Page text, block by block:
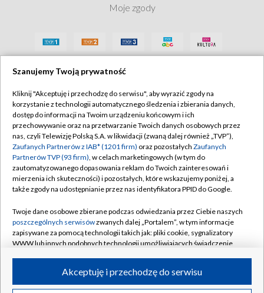
Moje zgody
Szanujemy Twoją prywatność
Kliknij "Akceptuję i przechodzę do serwisu", aby wyrazić zgody na
korzystanie z technologii automatycznego śledzenia i zbierania danych,
dostęp do informacji na Twoim urządzeniu końcowym i ich
przechowywanie oraz na przetwarzanie Twoich danych osobowych przez
nas, czyli Telewizję Polską S.A. w likwidacji (zwaną dalej również „TVP”),
Zaufanych Partnerów z IAB* (1201 firm) oraz pozostałych Zaufanych
Partnerów TVP (93 firm), w celach marketingowych (w tym do
zautomatyzowanego dopasowania reklam do Twoich zainteresowań i
mierzenia ich skuteczności) i pozostałych, które wskazujemy poniżej, a
także zgody na udostępnianie przez nas identyfikatora PPID do Google.
Twoje dane osobowe zbierane podczas odwiedzania przez Ciebie naszych
poszczególnych serwisówzwanych dalej „Portalem”, w tym informacje
zapisywane za pomocą technologii takich jak: pliki cookie, sygnalizatory
WWW lub innych podobnych technologii umożliwiających świadczenie
ruchu w Internecie.Akceptuję i przechodzę do serwisu